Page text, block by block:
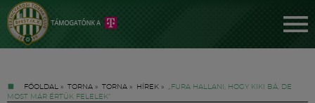
FŐOLDAL » TORNA » TORNA » HÍREK » „FURA HALLANI, HOGY KIKI BÁ, DE
MOST MÁR ÉRTÜK FELELEK”